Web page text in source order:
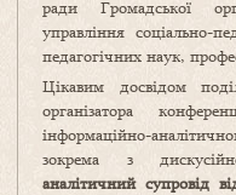
ради Громадської
управління соціально-
педагогічних наук,
Цікавим досвідом
організатора
інформаційно-
зокрема з
аналітичний супровід